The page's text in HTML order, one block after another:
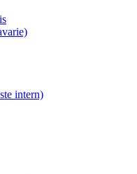
intern)